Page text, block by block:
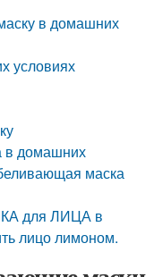
в домашних
условиях
в домашних
маска
для ЛИЦА в
лицо лимоном.